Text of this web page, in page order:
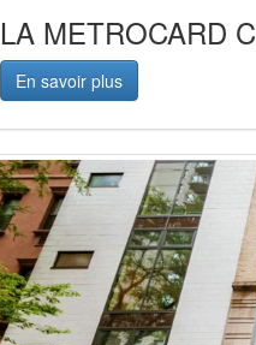
LA METROCARD
En savoir plus